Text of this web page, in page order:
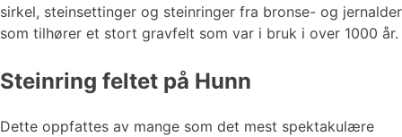
sirkel, steinsettinger og steinringer fra bronse- og jernalder
som tilhører et stort gravfelt som var i bruk i over 1000 år.
Steinring feltet på Hunn
Dette oppfattes av mange som det mest spektakulære